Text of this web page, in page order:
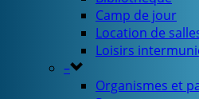
Camp de jour
Location de
Loisirs
–
Organismes et